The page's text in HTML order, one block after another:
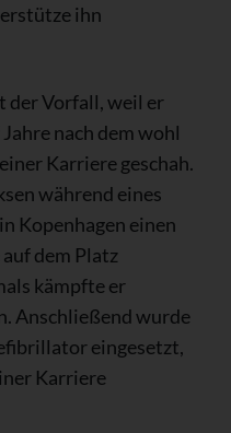
ihn
der Vorfall, weil er
nach dem wohl
Karriere geschah.
während eines
Kopenhagen einen
dem Platz
kämpfte er
Anschließend wurde
eingesetzt,
Karriere